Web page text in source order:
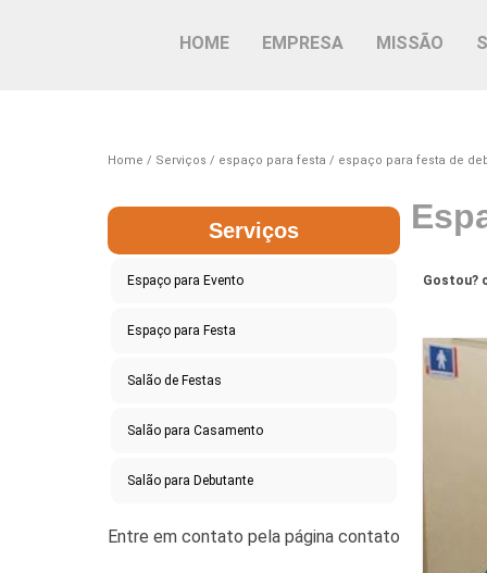
HOME EMPRESA MISSÃO
Home Serviços espaço para festa espaço para festa de
Serviços
Espaço para Evento
Espaço para Festa
Salão de Festas
Salão para Casamento
Salão para Debutante
Gostou?